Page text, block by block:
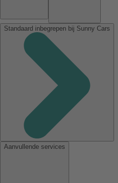
Standaard inbegrepen bij Sunny Cars
Aanvullende services